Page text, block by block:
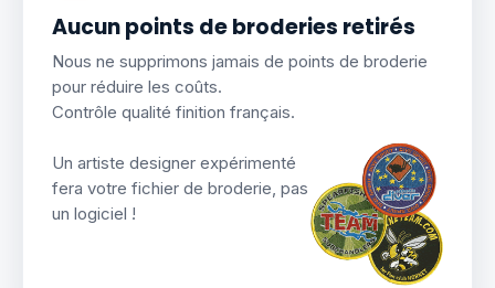
Aucun points de broderies retirés
Nous ne supprimons jamais de points de broderie
pour réduire les coûts.
Contrôle qualité finition français.
Un artiste designer expérimenté
fera votre fichier de broderie, pas
un logiciel !